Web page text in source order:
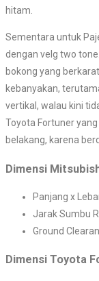
hitam.
Sementara untuk
dengan velg two
bokong yang
kebanyakan,
vertikal, walau kini
Toyota Fortuner
belakang, karena
Dimensi
Panjang x
Jarak Sumbu
Ground
Dimensi Toyota